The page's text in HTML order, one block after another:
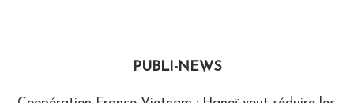
PUBLI-NEWS